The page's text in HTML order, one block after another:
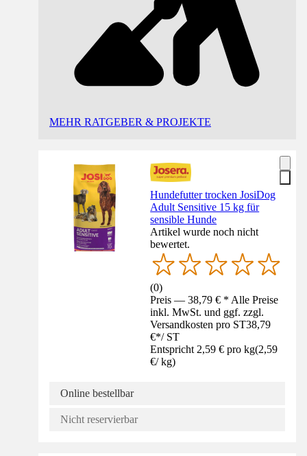
MEHR RATGEBER & PROJEKTE
Hundefutter trocken JosiDog
Adult Sensitive 15 kg für
sensible Hunde
Artikel wurde noch nicht
bewertet.
(0)
Preis — 38,79 € * Alle Preise
inkl. MwSt. und ggf. zzgl.
Versandkosten pro ST38,79
€*/ ST
Entspricht 2,59 € pro kg(2,59
€/ kg)
Online bestellbar
Nicht reservierbar